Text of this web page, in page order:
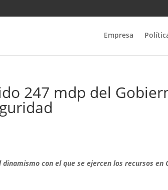
Empresa
247 mdp del
con el que se ejercen los recursos en